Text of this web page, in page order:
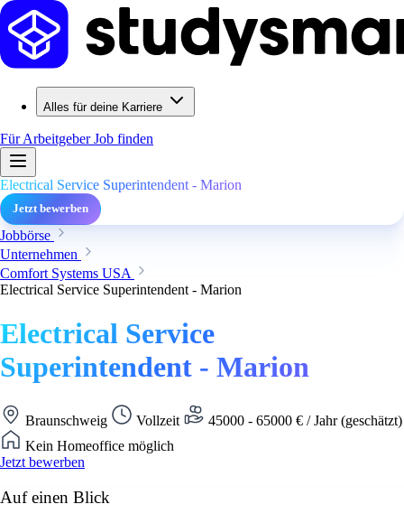
Alles für deine Karriere
Für ArbeitgeberJob finden
Electrical Service Superintendent - Marion
Jetzt bewerben
Jobbörse
Unternehmen
Comfort Systems USA
Electrical Service Superintendent - Marion
Electrical Service
Superintendent - Marion
Braunschweig Vollzeit
45000 - 65000 € / Jahr (geschätzt)
Kein Homeoffice möglich
Jetzt bewerben
Auf einen Blick